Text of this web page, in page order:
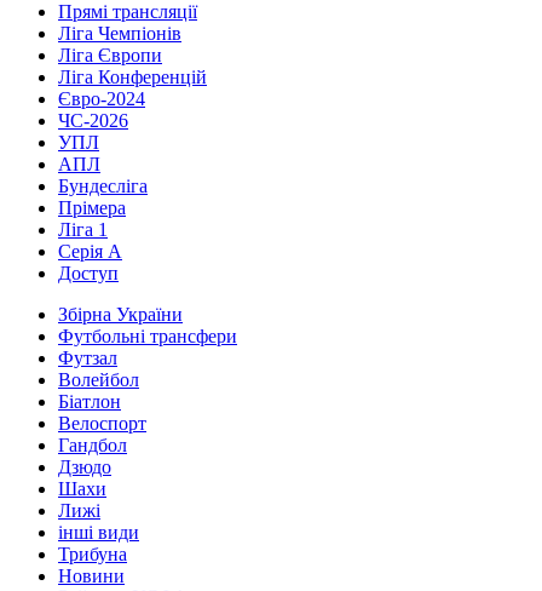
Прямі трансляції
Ліга Чемпіонів
Ліга Європи
Ліга Конференцій
Євро-2024
ЧС-2026
УПЛ
АПЛ
Бундесліга
Прімера
Ліга 1
Серія А
Доступ
Збірна України
Футбольні трансфери
Футзал
Волейбол
Біатлон
Велоспорт
Гандбол
Дзюдо
Шахи
Лижі
інші види
Трибуна
Новини